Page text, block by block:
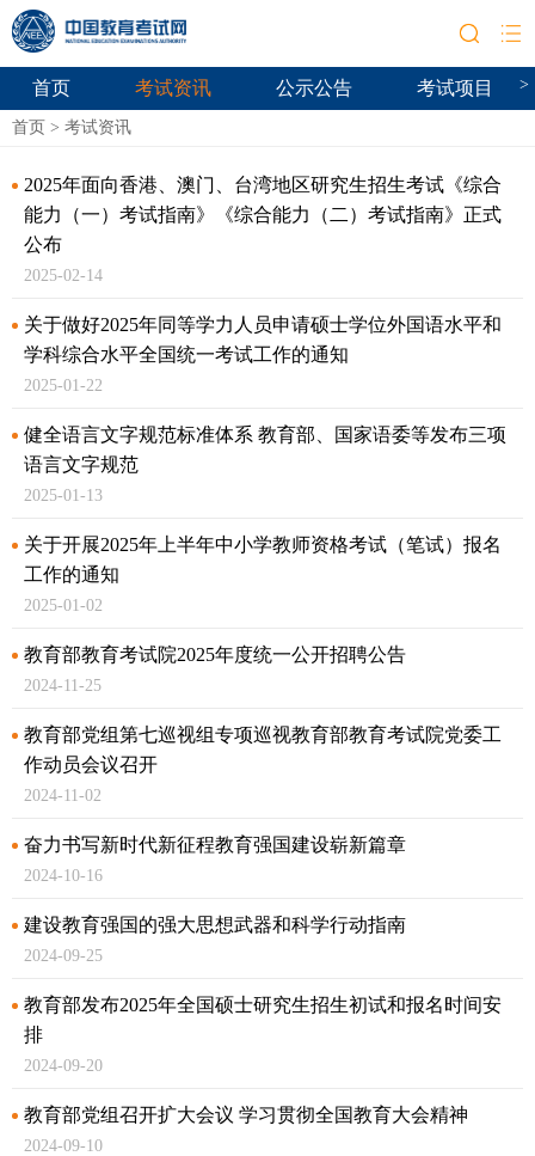
首页 考试资讯 公示公告 考试项目 >
首页 > 考试资讯
2025年面向香港、澳门、台湾地区研究生招生考试《综合
能力（一）考试指南》
《综合能力（二）考试指南》正式
公布
2025-02-14
关于做好2025年同等学力人员申请硕士学位外国语水平和
学科综合水平全国统一考试工作的通知
2025-01-22
健全语言文字规范标准体系 教育部、国家语委等发布三项
语言文字规范
2025-01-13
关于开展2025年上半年中小学教师资格考试（笔试）报名
工作的通知
2025-01-02
教育部教育考试院2025年度统一公开招聘公告
2024-11-25
教育部党组第七巡视组专项巡视教育部教育考试院党委工
作动员会议召开
2024-11-02
奋力书写新时代新征程教育强国建设崭新篇章
2024-10-16
建设教育强国的强大思想武器和科学行动指南
2024-09-25
教育部发布2025年全国硕士研究生招生初试和报名时间安
排
2024-09-20
教育部党组召开扩大会议 学习贯彻全国教育大会精神
2024-09-10